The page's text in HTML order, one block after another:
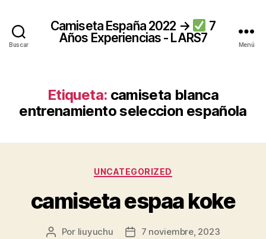
Buscar
Camiseta España 2022 →
7
Años Experiencias - LARS7
Menú
Etiqueta: camiseta blanca
entrenamiento seleccion española
Categorías
UNCATEGORIZED
camiseta espaa koke
Autor
Por liuyuchu
Fecha7 noviembre, 2023